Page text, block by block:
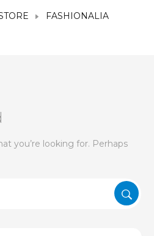
FASHIONALIA
you’re looking for. Perhaps